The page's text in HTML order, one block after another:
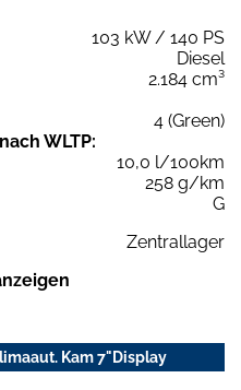
103 kW / 140 PS
Diesel
2.184 cm³
4 (Green)
WLTP:
10,0 l/100km
258 g/km
G
Zentrallager
Kam 7"Display